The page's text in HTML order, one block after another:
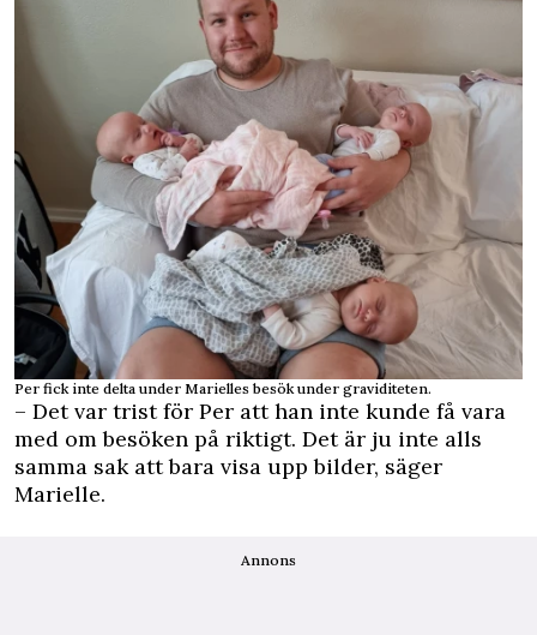
Per fick inte delta under Marielles besök under graviditeten.
– Det var trist för Per att han inte kunde få vara
med om besöken på riktigt. Det är ju inte alls
samma sak att bara visa upp bilder, säger
Marielle.
Annons